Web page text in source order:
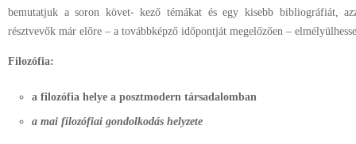
bemutatjuk a soron követ- kező témákat és egy kisebb bibliográfiát,
résztvevők már előre – a továbbképző időpontját megelőzően –
Filozófia:
a filozófia helye a posztmodern társadalomban
a mai filozófiai gondolkodás helyzete